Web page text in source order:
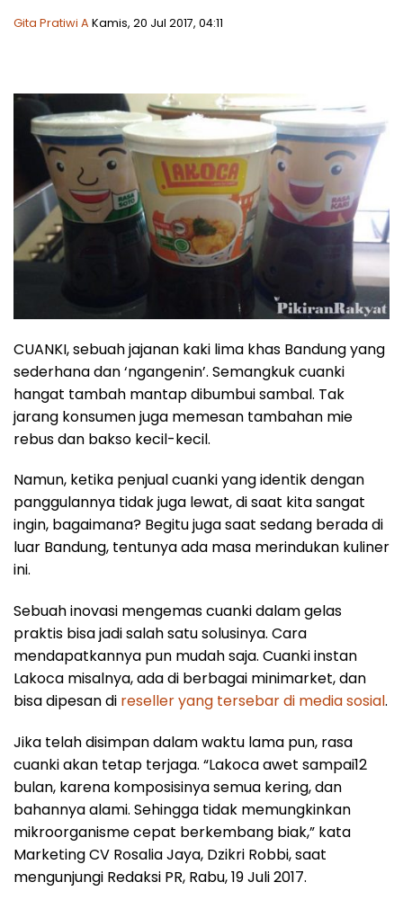
Gita Pratiwi A Kamis, 20 Jul 2017, 04:11
CUANKI, sebuah jajanan kaki lima khas Bandung yang
sederhana dan ‘ngangenin’. Semangkuk cuanki
hangat tambah mantap dibumbui sambal. Tak
jarang konsumen juga memesan tambahan mie
rebus dan bakso kecil-kecil.
Namun, ketika penjual cuanki yang identik dengan
panggulannya tidak juga lewat, di saat kita sangat
ingin, bagaimana? Begitu juga saat sedang berada di
luar Bandung, tentunya ada masa merindukan kuliner
ini.
Sebuah inovasi mengemas cuanki dalam gelas
praktis bisa jadi salah satu solusinya. Cara
mendapatkannya pun mudah saja. Cuanki instan
Lakoca misalnya, ada di berbagai minimarket, dan
bisa dipesan di reseller yang tersebar di media sosial.
Jika telah disimpan dalam waktu lama pun, rasa
cuanki akan tetap terjaga. “Lakoca awet sampai12
bulan, karena komposisinya semua kering, dan
bahannya alami. Sehingga tidak memungkinkan
mikroorganisme cepat berkembang biak,” kata
Marketing CV Rosalia Jaya, Dzikri Robbi, saat
mengunjungi Redaksi PR, Rabu, 19 Juli 2017.